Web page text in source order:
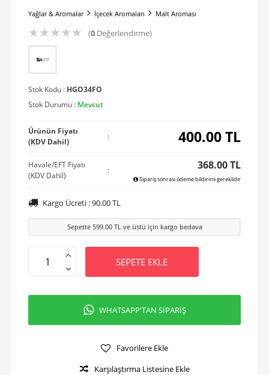
Yağlar & Aromalar İçecek Aromaları Malt Aroması
★★★★★ (0Değerlendirme)
Stok Kodu : HGO34FO
Stok Durumu : Mevcut
Ürünün Fiyatı
(KDV Dahil)
: 400.00TL
Havale/EFT Fiyatı
(KDV Dahil)
: 368.00 TL
Sipariş sonrası ödeme bildirimi gereklidir
Kargo Ücreti :90.00TL
Sepette 599.00TL ve üstü için kargo bedava
SEPETE EKLE
WHATSAPP'TAN SİPARİŞ
Favorilere Ekle
Karşılaştırma Listesine Ekle